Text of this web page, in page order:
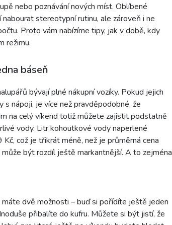
nebo poznávání nových míst. Oblíbené
stereotypní rutinu, ale zároveň i ne
Proto vám nabízíme tipy, jak v době, kdy
režimu.
báseň
bývají plné nákupní vozíky. Pokud jejich
s nápoji, je více než pravděpodobné, že
na celý víkend totiž můžete zajistit podstatně
vody. Litr kohoutkové vody naperlené
což je třikrát méně, než je průměrná cena
být rozdíl ještě markantnější. A to zejména
dvě možnosti – buď si pořídíte ještě jeden
přibalíte do kufru. Můžete si být jistí, že